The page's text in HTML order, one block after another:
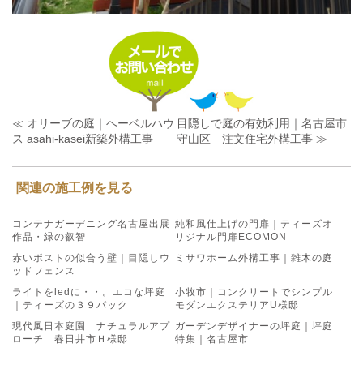
≪ オリーブの庭｜ヘーベルハウ
ス asahi-kasei新築外構工事
目隠しで庭の有効利用｜名古屋市
守山区 注文住宅外構工事 ≫
関連の施工例を見る
コンテナガーデニング名古屋出展
作品・緑の叡智
純和風仕上げの門扉｜ティーズオ
リジナル門扉ECOMON
赤いポストの似合う壁｜目隠しウ
ッドフェンス
ミサワホーム外構工事｜雑木の庭
ライトをledに・・。エコな坪庭
｜ティーズの３９パック
小牧市｜コンクリートでシンプル
モダンエクステリアU様邸
現代風日本庭園 ナチュラルアプ
ローチ 春日井市Ｈ様邸
ガーデンデザイナーの坪庭｜坪庭
特集｜名古屋市